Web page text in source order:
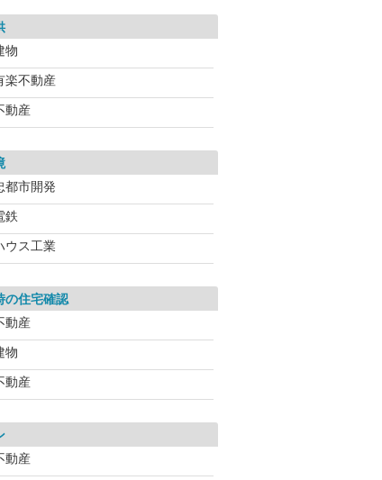
物
楽不動産
動産
都市開発
鉄
ウス工業
の住宅確認
動産
物
動産
動産